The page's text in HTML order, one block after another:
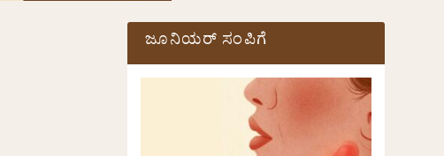
ಜೂನಿಯರ್ ಸಂಪಿಗೆ